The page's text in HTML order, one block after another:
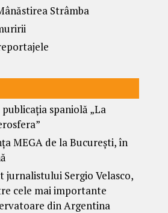
Strâmba
spaniolă „La
MEGA de la București, în
Sergio Velasco,
cele mai importante
din Argentina